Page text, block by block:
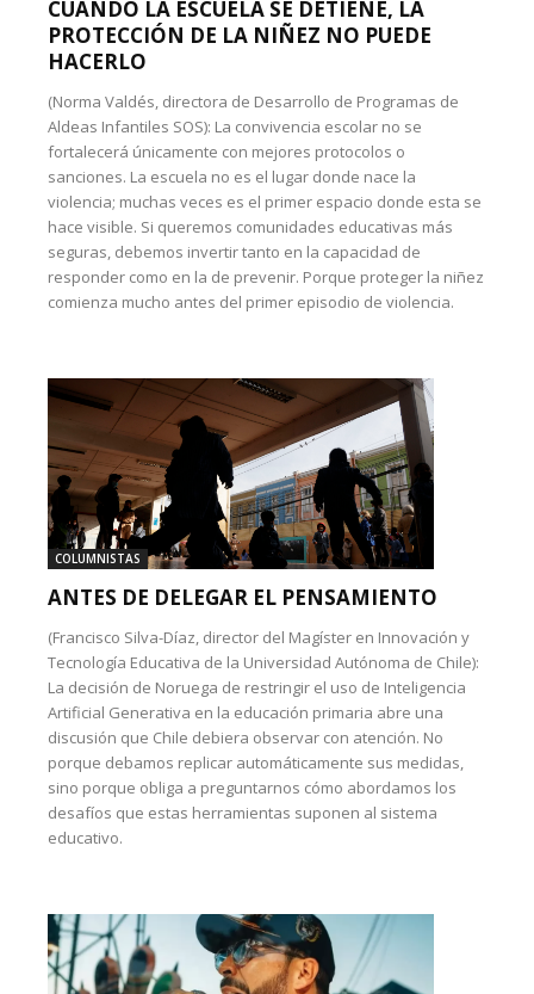
CUANDO LA ESCUELA SE DETIENE, LA
PROTECCIÓN DE LA NIÑEZ NO PUEDE
HACERLO
(Norma Valdés, directora de Desarrollo de Programas de
Aldeas Infantiles SOS): La convivencia escolar no se
fortalecerá únicamente con mejores protocolos o
sanciones. La escuela no es el lugar donde nace la
violencia; muchas veces es el primer espacio donde esta se
hace visible. Si queremos comunidades educativas más
seguras, debemos invertir tanto en la capacidad de
responder como en la de prevenir. Porque proteger la niñez
comienza mucho antes del primer episodio de violencia.
COLUMNISTAS
ANTES DE DELEGAR EL PENSAMIENTO
(Francisco Silva-Díaz, director del Magíster en Innovación y
Tecnología Educativa de la Universidad Autónoma de Chile):
La decisión de Noruega de restringir el uso de Inteligencia
Artificial Generativa en la educación primaria abre una
discusión que Chile debiera observar con atención. No
porque debamos replicar automáticamente sus medidas,
sino porque obliga a preguntarnos cómo abordamos los
desafíos que estas herramientas suponen al sistema
educativo.